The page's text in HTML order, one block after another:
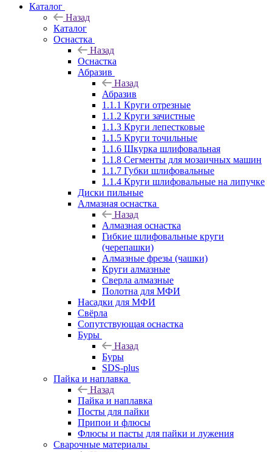
Каталог
Назад
Каталог
Оснастка
Назад
Оснастка
Абразив
Назад
Абразив
1.1.1 Круги отрезные
1.1.2 Круги зачистные
1.1.3 Круги лепестковые
1.1.5 Круги точильные
1.1.6 Шкурка шлифовальная
1.1.8 Сегменты для мозаичных машин
1.1.7 Губки шлифовальные
1.1.4 Круги шлифовальные на липучке
Диски пильные
Алмазная оснастка
Назад
Алмазная оснастка
Гибкие шлифовальные круги
(черепашки)
Алмазные фрезы (чашки)
Круги алмазные
Сверла алмазные
Полотна для МФИ
Насадки для МФИ
Свёрла
Сопутствующая оснастка
Буры
Назад
Буры
SDS-plus
Пайка и наплавка
Назад
Пайка и наплавка
Посты для пайки
Припои и флюсы
Флюсы и пасты для пайки и лужения
Сварочные материалы